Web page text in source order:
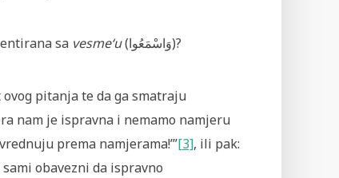
sa vesme‘u(وَاسْمَعُوا)?
pitanja te da ga smatraju
nam je ispravna i nemamo namjeru
prema namjerama!’”[3], ili pak:
obavezni da ispravno